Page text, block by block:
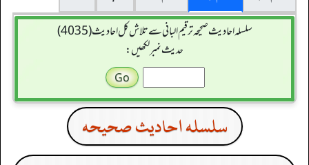
سلسله احاديث صحيحه ترقیم البانی سے تلاش کل احادیث (4035)
حدیث نمبر لکھیں:
سلسله احاديث صحيحه